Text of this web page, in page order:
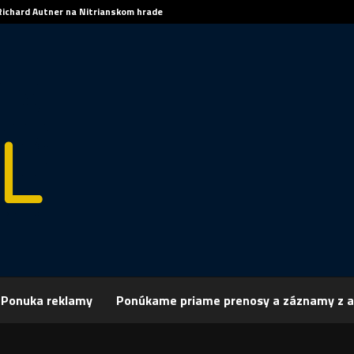
Autner na Nitrianskom hrade
Ponuka reklamy Ponúkame priame prenosy a záznamy z
Archív Spravodajstvo SPRÁVY 11.05.2015